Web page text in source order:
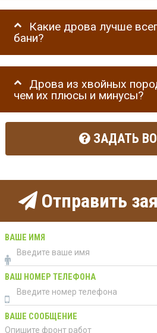
Какие дрова лучше
бани?
Дрова из хвойных
чем их плюсы и минусы?
ЗАДАТЬ
Отправить
ВАШЕ ИМЯ
ВАШ НОМЕР ТЕЛЕФОНА
ВАШЕ СООБЩЕНИЕ